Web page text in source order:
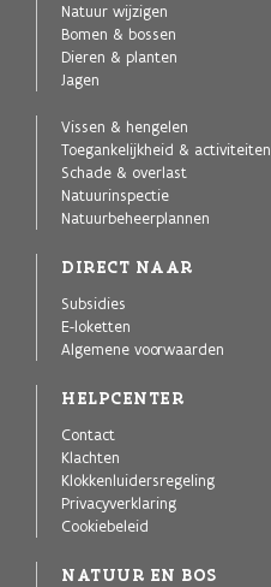
Natuur wijzigen
Bomen & bossen
Dieren & planten
Jagen
Vissen & hengelen
Toegankelijkheid & activiteiten
Schade & overlast
Natuurinspectie
Natuurbeheerplannen
DIRECT NAAR
Subsidies
E-loketten
Algemene voorwaarden
HELPCENTER
Contact
Klachten
Klokkenluidersregeling
Privacyverklaring
Cookiebeleid
NATUUR EN BOS